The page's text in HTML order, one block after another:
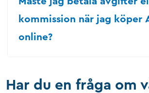
kommission när jag köper
online?
Har du en fråga om